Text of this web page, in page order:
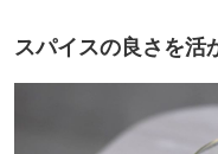
スパイスの良さを活